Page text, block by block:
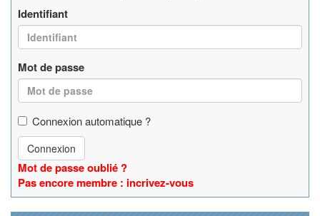
Identifiant
Mot de passe
Connexion automatique ?
Connexion
Mot de passe oublié ?
Pas encore membre : incrivez-vous